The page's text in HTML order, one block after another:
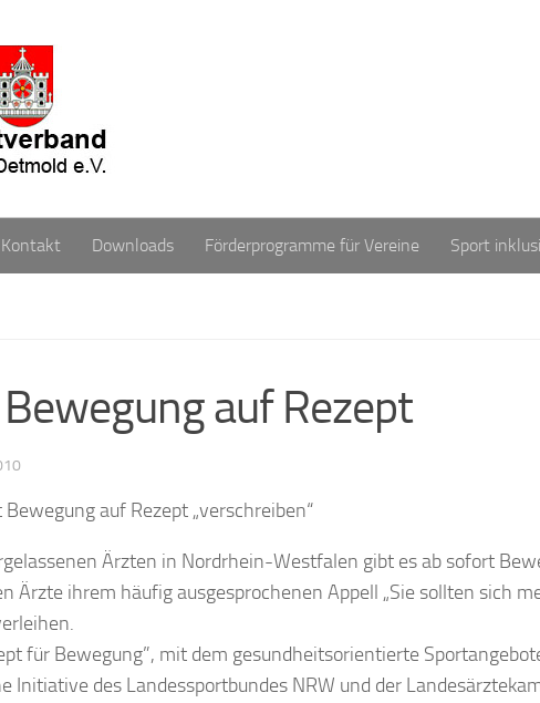
Kontakt Downloads Förderprogramme für Vereine Sport
auf Rezept
auf Rezept „verschreiben“
Ärzten in Nordrhein-Westfalen gibt es ab sofort
Ärzte ihrem häufig ausgesprochenen Appell „Sie sollten sich
für Bewegung”, mit dem gesundheitsorientierte
Initiative des Landessportbundes NRW und der